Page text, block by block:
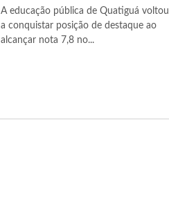
A educação pública de Quatiguá voltou
a conquistar posição de destaque ao
alcançar nota 7,8 no...